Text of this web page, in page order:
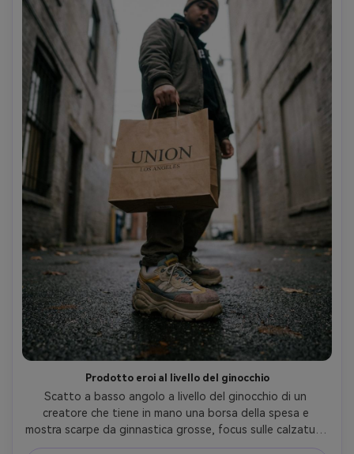
Prodotto eroi al livello del ginocchio
Scatto a basso angolo a livello del ginocchio di un
creatore che tiene in mano una borsa della spesa e
mostra scarpe da ginnastica grosse, focus sulle calzature
con il viso leggermente visibile sopra, sfondo di vicolo